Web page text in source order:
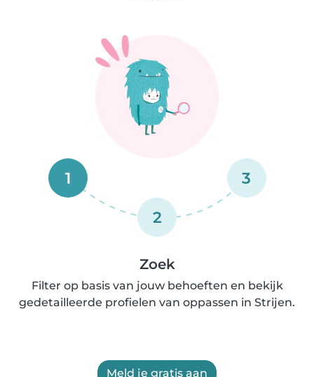
1
2
3
Zoek
Filter op basis van jouw behoeften en bekijk
gedetailleerde profielen van oppassen in Strijen.
Meld je gratis aan